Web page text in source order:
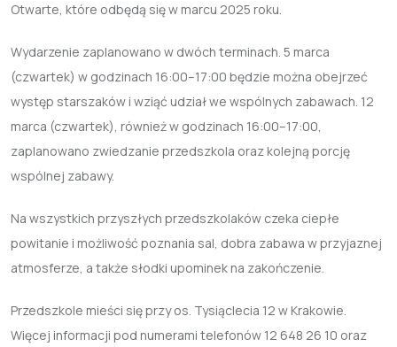
Otwarte, które odbędą się w marcu 2025 roku.
Wydarzenie zaplanowano w dwóch terminach. 5 marca
(czwartek) w godzinach 16:00–17:00 będzie można obejrzeć
występ starszaków i wziąć udział we wspólnych zabawach. 12
marca (czwartek), również w godzinach 16:00–17:00,
zaplanowano zwiedzanie przedszkola oraz kolejną porcję
wspólnej zabawy.
Na wszystkich przyszłych przedszkolaków czeka ciepłe
powitanie i możliwość poznania sal, dobra zabawa w przyjaznej
atmosferze, a także słodki upominek na zakończenie.
Przedszkole mieści się przyos. Tysiąclecia 12 w Krakowie.
Więcej informacji pod numerami telefonów 12 648 26 10 oraz